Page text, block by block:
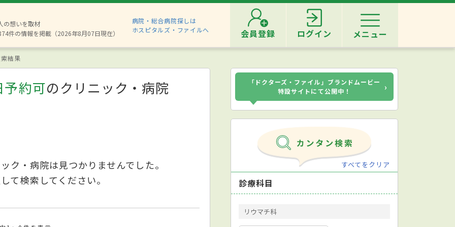
の想いを取材
件の情報を掲載（2026年8月07日現在）
病院・総合病院探しは
ホスピタルズ・ファイルへ
会員登録 ログイン メニュー
結果
約可のクリニック・病院
ク・病院は見つかりませんでした。
て検索してください。
「ドクターズ・ファイル」ブランドムービー
特設サイトにて公開中！
›
すべてをクリア
診療科目
リウマチ科